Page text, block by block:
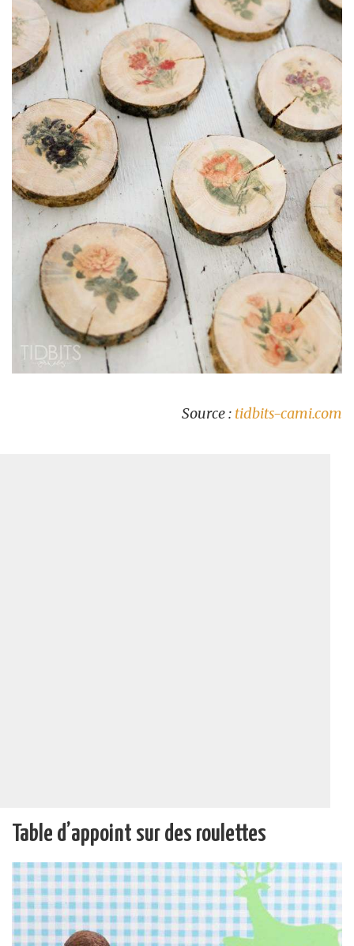
Source : tidbits-cami.com
Table d’appoint sur des roulettes